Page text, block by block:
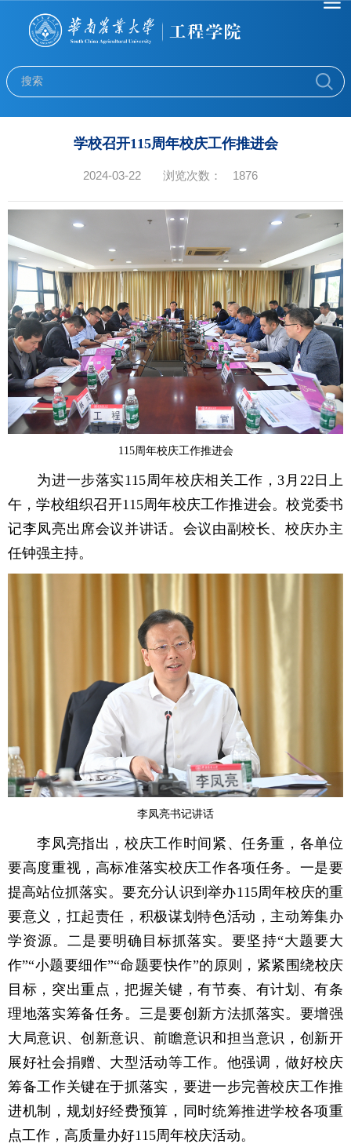
学校召开115周年校庆工作推进会
2024-03-22 浏览次数： 1876
115周年校庆工作推进会
为进一步落实115周年校庆相关工作，3月22日上
午，学校组织召开115周年校庆工作推进会。校党委书
记李凤亮出席会议并讲话。会议由副校长、校庆办主
任钟强主持。
李凤亮书记讲话
李凤亮指出，校庆工作时间紧、任务重，各单位
要高度重视，高标准落实校庆工作各项任务。一是要
提高站位抓落实。要充分认识到举办115周年校庆的重
要意义，扛起责任，积极谋划特色活动，主动筹集办
学资源。二是要明确目标抓落实。要坚持“大题要大
作”“小题要细作”“命题要快作”的原则，紧紧围绕校庆
目标，突出重点，把握关键，有节奏、有计划、有条
理地落实筹备任务。三是要创新方法抓落实。要增强
大局意识、创新意识、前瞻意识和担当意识，创新开
展好社会捐赠、大型活动等工作。他强调，做好校庆
筹备工作关键在于抓落实，要进一步完善校庆工作推
进机制，规划好经费预算，同时统筹推进学校各项重
点工作，高质量办好115周年校庆活动。